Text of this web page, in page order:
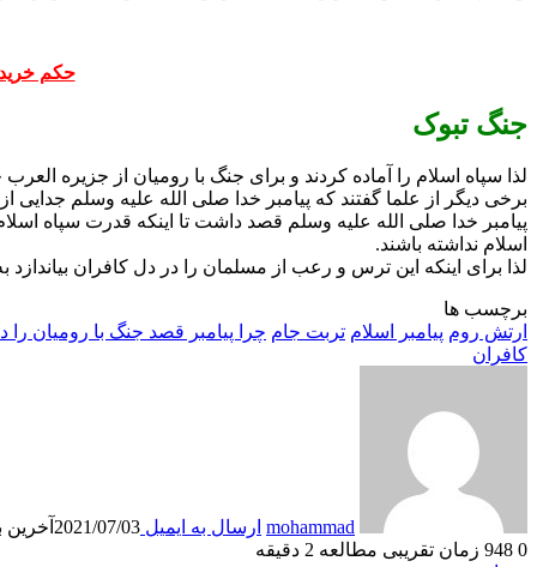
حکم
جنگ تبوک
لذا سپاه اسلام را آماده کردند و برای جنگ با رومیان از جزیره
برخی دیگر از علما گفتند که پیامبر خدا صلی الله علیه وسلم جدایی
پیامبر خدا صلی الله علیه وسلم قصد داشت تا اینکه قدرت سپاه
اسلام نداشته باشند.
لذا برای اینکه این ترس و رعب از مسلمان را در دل کافران
برچسب ها
ارتش روم پیامبر اسلام تربت جام چرا پیامبر قصد جنگ با رومیان
کافران
mohammad ارسال به ایمیل 2021/07/03 آخرین
0
زمان تقریبی مطالعه 2 دقیقه